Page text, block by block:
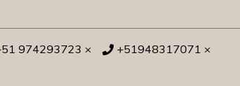
974293723 × +51948317071 ×